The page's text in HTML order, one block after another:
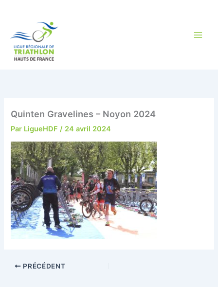
Quinten Gravelines – Noyon 2024
Par LigueHDF/ 24 avril 2024
PRÉCÉDENT